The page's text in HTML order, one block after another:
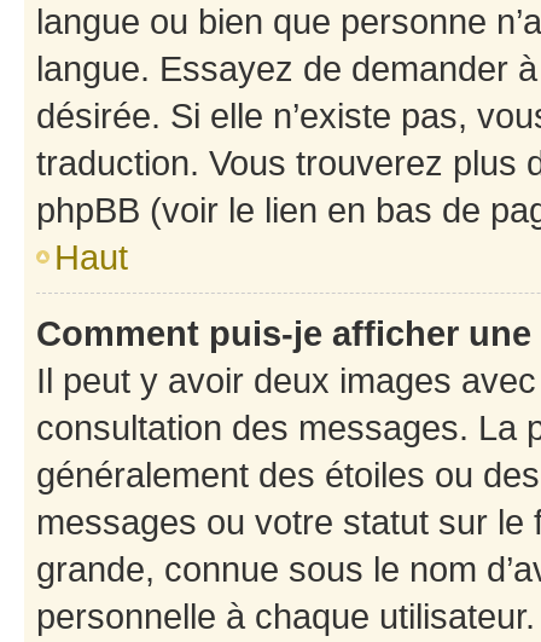
langue ou bien que personne
langue. Essayez de demander
désirée. Si elle n’existe pas,
traduction. Vous trouverez plus
phpBB (voir le lien en bas de
Haut
Comment puis-je afficher
Il peut y avoir deux images
consultation des messages. La
généralement des étoiles ou
messages ou votre statut sur
grande, connue sous le nom
personnelle à chaque utilisateur.